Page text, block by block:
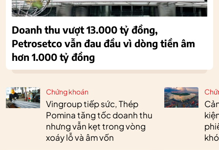
Chứng khoán
Vingroup tiếp sức, Thép
Pomina tăng tốc doanh thu
nhưng vẫn kẹt trong vòng
xoáy lỗ và âm vốn
Doanh thu vượt 13.000 tỷ đồng,
Petrosetco vẫn đau đầu vì dòng tiền âm
hơn 1.000 tỷ đồng